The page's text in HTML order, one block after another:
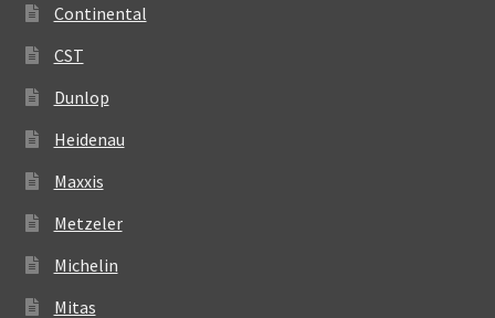
Continental
CST
Dunlop
Heidenau
Maxxis
Metzeler
Michelin
Mitas